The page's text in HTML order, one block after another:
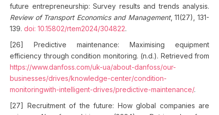
future entrepreneurship: Survey results and trends analysis.
Review of Transport Economics and Management, 11(27), 131-
139. doi: 10.15802/rtem2024/304822.
[26] Predictive maintenance: Maximising equipment
efficiency through condition monitoring. (n.d.). Retrieved from
https://www.danfoss.com/uk-ua/about-danfoss/our-
businesses/drives/knowledge-center/condition-
monitoringwith-intelligent-drives/predictive-maintenance/.
[27] Recruitment of the future: How global companies are